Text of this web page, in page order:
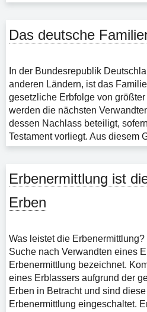
Das deutsche
In der Bundesrepublik
anderen Ländern, ist das
gesetzliche Erbfolge von
werden die nächsten
dessen Nachlass beteiligt,
Testament vorliegt. Aus diesem
Erbenermittlung ist
Erben
Was leistet die
Suche nach Verwandten eines
Erbenermittlung bezeichnet.
eines Erblassers aufgrund der
Erben in Betracht und sind
Erbenermittlung eingeschaltet.